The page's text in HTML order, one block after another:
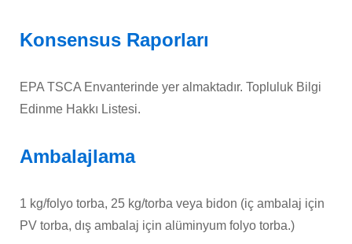
Konsensus Raporları
EPA TSCA Envanterinde yer almaktadır. Topluluk Bilgi
Edinme Hakkı Listesi.
Ambalajlama
1 kg/folyo torba, 25 kg/torba veya bidon (iç ambalaj için
PV torba, dış ambalaj için alüminyum folyo torba.)